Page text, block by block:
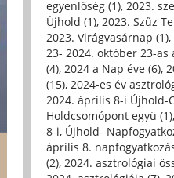
egyenlőség (1), 2023.
Újhold (1), 2023. Szűz
2023. Virágvasárnap (1),
23- 2024. október 23-as
(4), 2024 a Nap éve (6),
(15), 2024-es év
2024. április 8-i Újhold-
Holdcsomópont együ (1),
8-i, Újhold-
április 8.
(2), 2024. asztrológiai